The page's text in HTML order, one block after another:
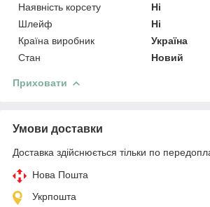
Наявність корсету
Ні
Шлейф
Ні
Країна виробник
Україна
Стан
Новий
Приховати
Умови доставки
Доставка здійснюється тільки по
Нова Пошта
Укрпошта